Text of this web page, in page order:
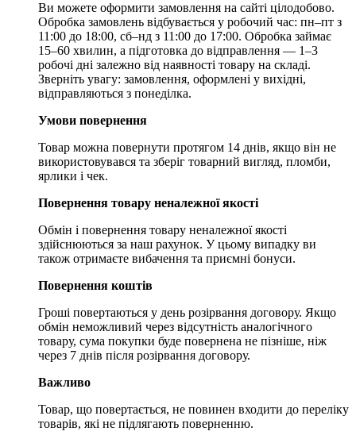
Ви можете оформити замовлення на сайті цілодобово.
Обробка замовлень відбувається у робочий час: пн–пт з
11:00 до 18:00, сб–нд з 11:00 до 17:00. Обробка займає
15–60 хвилин, а підготовка до відправлення — 1–3
робочі дні залежно від наявності товару на складі.
Зверніть увагу: замовлення, оформлені у вихідні,
відправляються з понеділка.
Умови повернення
Товар можна повернути протягом 14 днів, якщо він не
використовувався та зберіг товарний вигляд, пломби,
ярлики і чек.
Повернення товару неналежної якості
Обмін і повернення товару неналежної якості
здійснюються за наш рахунок. У цьому випадку ви
також отримаєте вибачення та приємні бонуси.
Повернення коштів
Гроші повертаються у день розірвання договору. Якщо
обмін неможливий через відсутність аналогічного
товару, сума покупки буде повернена не пізніше, ніж
через 7 днів після розірвання договору.
Важливо
Товар, що повертається, не повинен входити до переліку
товарів, які не підлягають поверненню.